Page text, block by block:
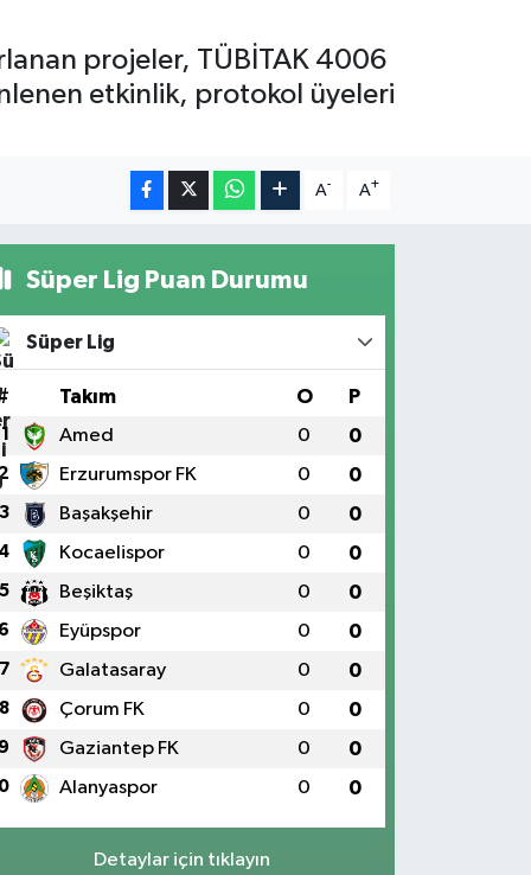
projeler, TÜBİTAK 4006
etkinlik, protokol üyeleri
A- A+
Süper Lig Puan Durumu
Süper Lig
Takım O P
1 Amed 0 0
Erzurumspor FK 0 0
3 Başakşehir 0 0
Kocaelispor 0 0
5 Beşiktaş 0 0
Eyüpspor 0 0
7 Galatasaray 0 0
8 Çorum FK 0 0
Gaziantep FK 0 0
Alanyaspor 0 0
Detaylar için tıklayın